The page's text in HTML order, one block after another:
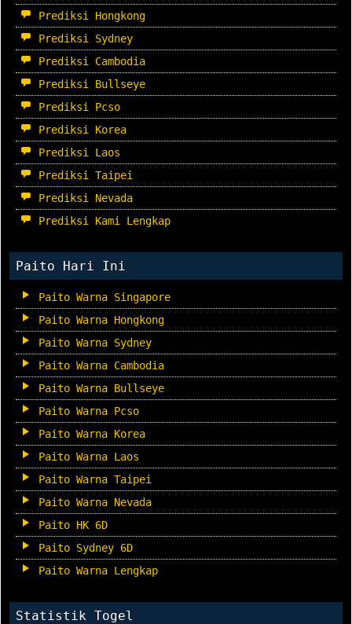
Prediksi Hongkong
Prediksi Sydney
Prediksi Cambodia
Prediksi Bullseye
Prediksi Pcso
Prediksi Korea
Prediksi Laos
Prediksi Taipei
Prediksi Nevada
Prediksi Kami Lengkap
Paito Hari Ini
Paito Warna Singapore
Paito Warna Hongkong
Paito Warna Sydney
Paito Warna Cambodia
Paito Warna Bullseye
Paito Warna Pcso
Paito Warna Korea
Paito Warna Laos
Paito Warna Taipei
Paito Warna Nevada
Paito HK 6D
Paito Sydney 6D
Paito Warna Lengkap
Statistik Togel